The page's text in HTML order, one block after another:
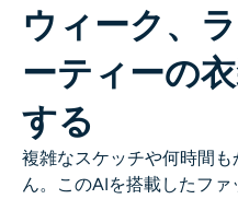
ウィーク、
ーティーの
する
複雑なスケッチや何時間
ん。このAIを搭載したフ